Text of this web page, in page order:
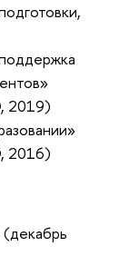
2019)
2016)